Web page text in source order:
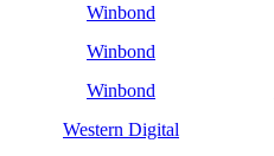
Winbond
Winbond
Winbond
Western Digital